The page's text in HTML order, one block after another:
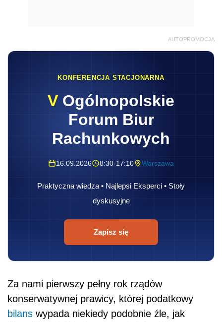
AUTOPROMOCJA
KONFERENCJA STACJONARNA
V Ogólnopolskie
Forum Biur
Rachunkowych
16.09.2026 8:30-17:10 Warszawa
Praktyczna wiedza • Najlepsi Eksperci • Stoły
dyskusyjne
Zapisz się
Za nami pierwszy pełny rok rządów
konserwatywnej prawicy, której podatkowy
bilans wypada niekiedy podobnie źle, jak